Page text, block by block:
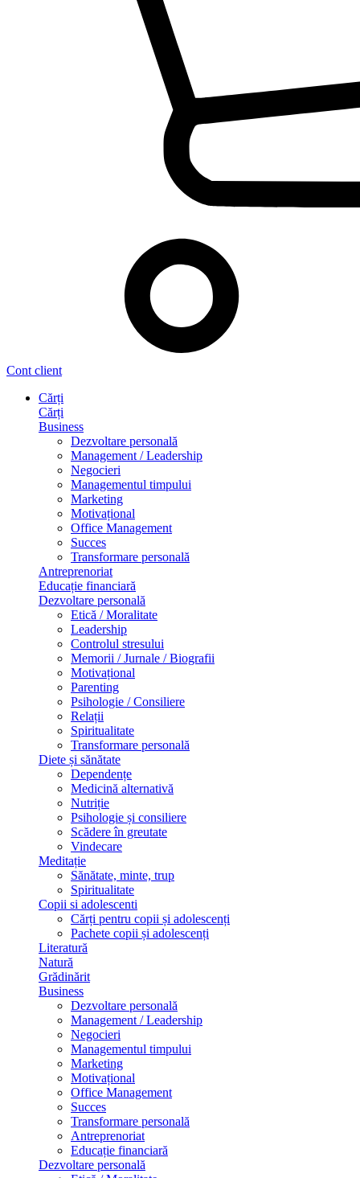
Cont client
Cărți
Cărți
Business
Dezvoltare personală
Management / Leadership
Negocieri
Managementul timpului
Marketing
Motivațional
Office Management
Succes
Transformare personală
Antreprenoriat
Educație financiară
Dezvoltare personală
Etică / Moralitate
Leadership
Controlul stresului
Memorii / Jurnale / Biografii
Motivațional
Parenting
Psihologie / Consiliere
Relații
Spiritualitate
Transformare personală
Diete și sănătate
Dependențe
Medicină alternativă
Nutriție
Psihologie și consiliere
Scădere în greutate
Vindecare
Meditație
Sănătate, minte, trup
Spiritualitate
Copii si adolescenti
Cărți pentru copii și adolescenți
Pachete copii și adolescenți
Literatură
Natură
Grădinărit
Business
Dezvoltare personală
Management / Leadership
Negocieri
Managementul timpului
Marketing
Motivațional
Office Management
Succes
Transformare personală
Antreprenoriat
Educație financiară
Dezvoltare personală